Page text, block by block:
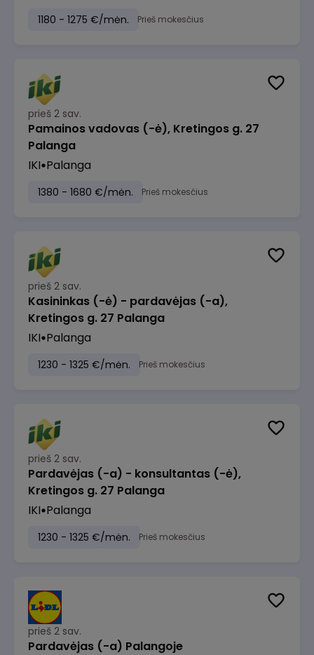
1180 - 1275 €/mėn. Prieš mokesčius
prieš 2 sav.
Pamainos vadovas (-ė), Kretingos g. 27
Palanga
IKI Palanga
1380 - 1680 €/mėn. Prieš mokesčius
prieš 2 sav.
Kasininkas (-ė) - pardavėjas (-a),
Kretingos g. 27 Palanga
IKI Palanga
1230 - 1325 €/mėn. Prieš mokesčius
prieš 2 sav.
Pardavėjas (-a) - konsultantas (-ė),
Kretingos g. 27 Palanga
IKI Palanga
1230 - 1325 €/mėn. Prieš mokesčius
prieš 2 sav.
Pardavėjas (-a) Palangoje